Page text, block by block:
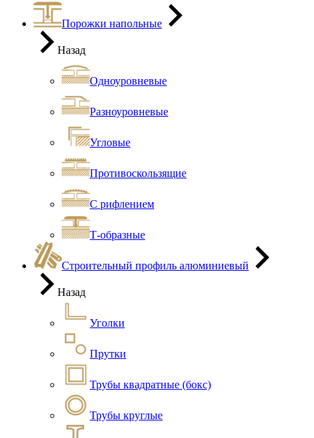
Порожки напольные
Назад
Одноуровневые
Разноуровневые
Угловые
Противоскользящие
С рифлением
Т-образные
Строительный профиль алюминиевый
Назад
Уголки
Прутки
Трубы квадратные (бокс)
Трубы круглые